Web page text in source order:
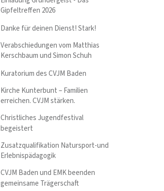
Gipfeltreffen 2026
Danke für deinen Dienst! Stark!
Verabschiedungen vom Matthias
Kerschbaum und Simon Schuh
Kuratorium des CVJM Baden
Kirche Kunterbunt – Familien
erreichen. CVJM stärken.
Christliches Jugendfestival
begeistert
Zusatzqualifikation Natursport-und
Erlebnispädagogik
CVJM Baden und EMK beenden
gemeinsame Trägerschaft